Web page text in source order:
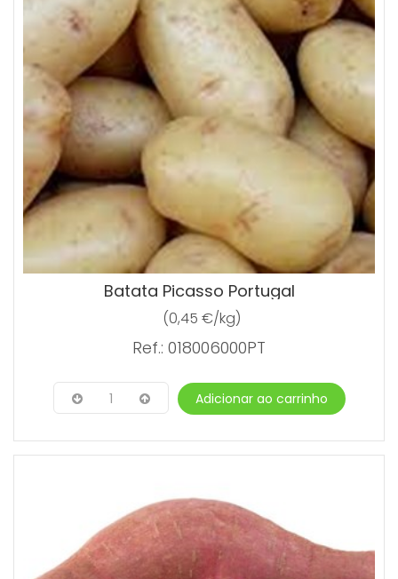
Batata Picasso Portugal
(0,45 €/kg)
Ref.: 018006000PT
1 Adicionar ao carrinho